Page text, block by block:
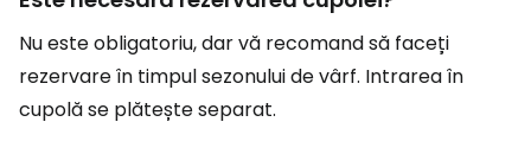
Nu este obligatoriu, dar vă recomand să faceți
rezervare în timpul sezonului de vârf. Intrarea în
cupolă se plătește separat.